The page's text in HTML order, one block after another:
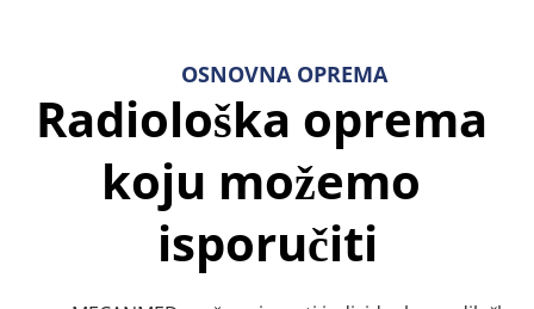
OSNOVNA OPREMA
Radiološka oprema
koju možemo
isporučiti